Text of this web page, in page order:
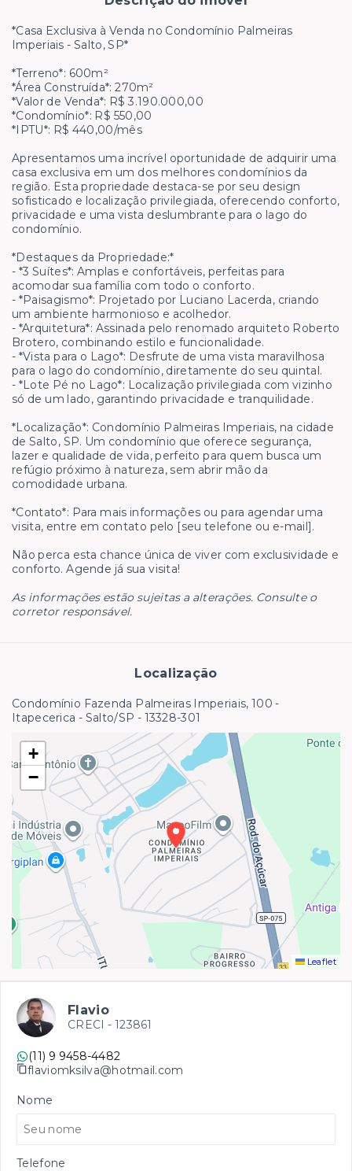
*Casa Exclusiva à Venda no Condomínio Palmeiras
Imperiais - Salto, SP*
*Terreno*: 600m²
*Área Construída*: 270m²
*Valor de Venda*: R$ 3.190.000,00
*Condomínio*: R$ 550,00
*IPTU*: R$ 440,00/mês
Apresentamos uma incrível oportunidade de adquirir uma
casa exclusiva em um dos melhores condomínios da
região. Esta propriedade destaca-se por seu design
sofisticado e localização privilegiada, oferecendo conforto,
privacidade e uma vista deslumbrante para o lago do
condomínio.
*Destaques da Propriedade:*
- *3 Suítes*: Amplas e confortáveis, perfeitas para
acomodar sua família com todo o conforto.
- *Paisagismo*: Projetado por Luciano Lacerda, criando
um ambiente harmonioso e acolhedor.
- *Arquitetura*: Assinada pelo renomado arquiteto Roberto
Brotero, combinando estilo e funcionalidade.
- *Vista para o Lago*: Desfrute de uma vista maravilhosa
para o lago do condomínio, diretamente do seu quintal.
- *Lote Pé no Lago*: Localização privilegiada com vizinho
só de um lado, garantindo privacidade e tranquilidade.
*Localização*: Condomínio Palmeiras Imperiais, na cidade
de Salto, SP. Um condomínio que oferece segurança,
lazer e qualidade de vida, perfeito para quem busca um
refúgio próximo à natureza, sem abrir mão da
comodidade urbana.
*Contato*: Para mais informações ou para agendar uma
visita, entre em contato pelo [seu telefone ou e-mail].
Não perca esta chance única de viver com exclusividade e
conforto. Agende já sua visita!
As informações estão sujeitas a alterações. Consulte o
corretor responsável.
Localização
Condomínio Fazenda Palmeiras Imperiais, 100 -
Itapecerica - Salto/SP - 13328-301
+
−
Leaflet
Flavio
CRECI - 123861
(11) 9 9458-4482
flaviomksilva@hotmail.com
Nome
Telefone